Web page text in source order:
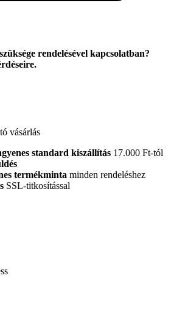
rendelésével kapcsolatban?
vásárlás
standard kiszállítás 17.000 Ft-tól
termékminta minden rendeléshez
SSL-titkosítással